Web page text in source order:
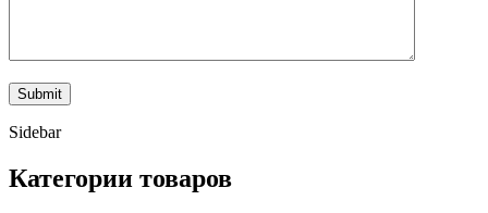
Sidebar
Категории товаров